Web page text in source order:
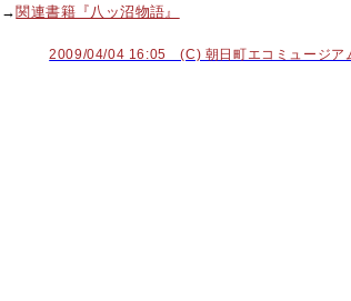
→ 関連書籍『八ッ沼物語』
2009/04/04 16:05 (C) 朝日町エコミュージア